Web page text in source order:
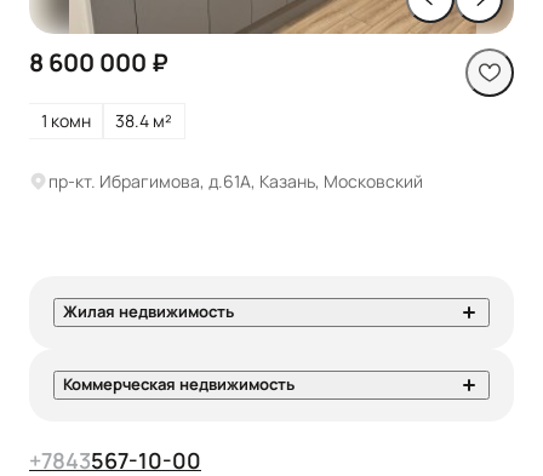
8 600 000 ₽
1 комн 38.4 м²
пр-кт. Ибрагимова, д.61А, Казань, Московский
Жилая недвижимость
Коммерческая недвижимость
+7843567-10-00